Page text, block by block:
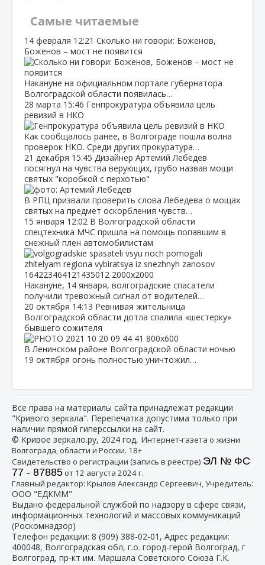
Самые читаемые
14 февраля 12:21 Сколько ни говори: Боженов,
Боженов – мост не появится
Накануне на официальном портале губернатора
Волгоградской области появилась…
28 марта 15:46 Генпрокуратура объявила цель
ревизий в НКО
Как сообщалось ранее, в Волгограде пошла волна
проверок НКО. Среди других прокуратура…
21 декабря 15:45 Дизайнер Артемий Лебедев
посягнул на чувства верующих, грубо назвав мощи
святых "коробкой с перхотью"
В РПЦ призвали проверить слова Лебедева о мощах
святых на предмет оскорбления чувств…
15 января 12:02 В Волгоградской области
спецтехника МЧС пришла на помощь попавшим в
снежный плен автомобилистам
Накануне, 14 января, волгоградские спасатели
получили тревожный сигнал от водителей…
20 октября 14:13 Ревнивая жительница
Волгоградской области дотла спалила «шестерку»
бывшего сожителя
В Ленинском районе Волгоградской области ночью
19 октября огонь полностью уничтожил…
Все права на материалы сайта принадлежат редакции
"Кривого зеркала". Перепечатка допустима только при
наличии прямой гиперссылки на сайт.
© Кривое зеркало.ру, 2024 год, Интернет-газета о жизни
Волгограда, области и России. 18+
Свидетельство о регистрации (запись в реестре) ЭЛ № ФС
77 - 87885от 12 августа 2024 г.
Главный редактор: Крылов Александр Сергеевич, Учредитель:
ООО "ЕДКММ"
Выдано федеральной службой по надзору в сфере связи,
информационных технологий и массовых коммуникаций
(Роскомнадзор)
Телефон редакции: 8 (909) 388-02-01 , Адрес редакции:
400048, Волгоградская обл, г.о. город-герой Волгоград, г
Волгоград, пр-кт им. Маршала Советского Союза Г.К.